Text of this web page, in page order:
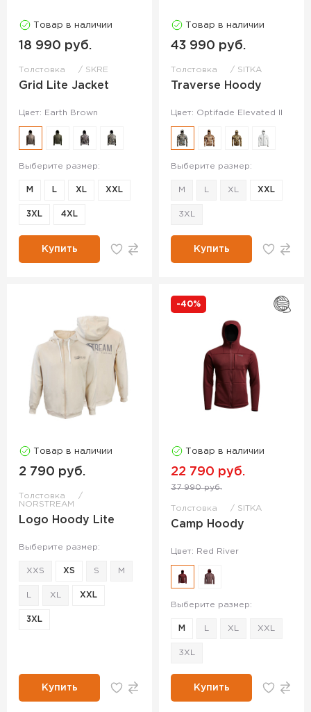
Товар в наличии
18 990 руб.
Толстовка SKRE
Grid Lite Jacket
Цвет: Earth Brown
Выберите размер:
M L XL XXL
3XL 4XL
Купить
Товар в наличии
43 990 руб.
Толстовка SITKA
Traverse Hoody
Цвет: Optifade Elevated II
Выберите размер:
M XL XXL
3XL
Купить
Товар в наличии
2 790 руб.
Толстовка
NORSTREAM
Logo Hoody Lite
Выберите размер:
XXS XS S M
XL XXL
3XL
Купить
-40%
Товар в наличии
22 790 руб.
37 990 руб.
Толстовка SITKA
Camp Hoody
Цвет: Red River
Выберите размер:
M XL XXL
3XL
Купить